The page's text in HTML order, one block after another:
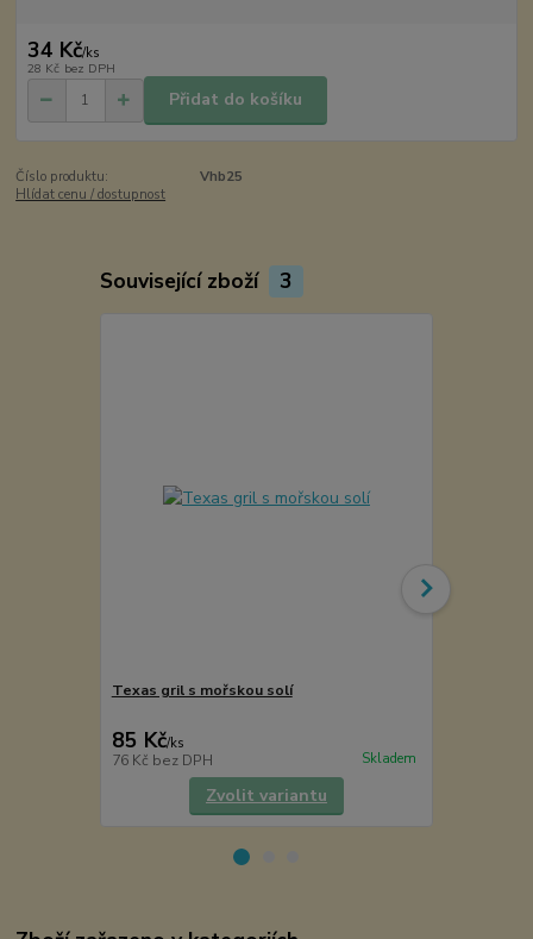
34 Kč/ks
28 Kč bez DPH
Přidat do košíku
Číslo produktu:
Vhb25
Hlídat cenu / dostupnost
Související zboží 3
Texas gril s mořskou solí
85 Kč/ks
76 Kč bez DPH Skladem
Zvolit variantu